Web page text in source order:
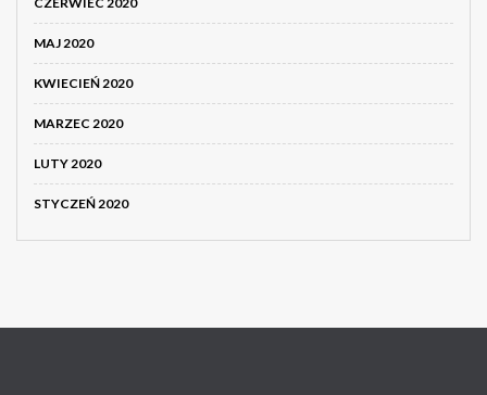
MAJ 2020
KWIECIEŃ 2020
MARZEC 2020
LUTY 2020
STYCZEŃ 2020